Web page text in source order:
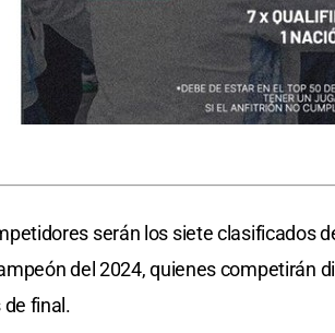
serán los siete clasificados
del 2024, quienes competirán
final.